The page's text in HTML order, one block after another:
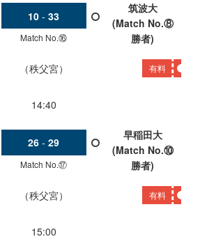
10 - 33
Match No.⑯
筑波大
(Match No.⑧
勝者)
秩父宮 有料
14:40
26 - 29
Match No.⑰
早稲田大
(Match No.⑩
勝者)
秩父宮 有料
15:00